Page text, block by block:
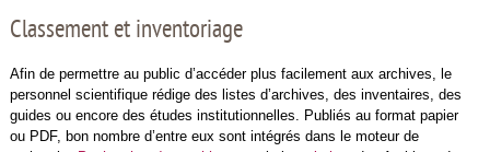
Classement et inventoriage
Afin de permettre au public d’accéder plus facilement aux archives, le
personnel scientifique rédige des listes d’archives, des inventaires, des
guides ou encore des études institutionnelles. Publiés au format papier
ou PDF, bon nombre d’entre eux sont intégrés dans le moteur de